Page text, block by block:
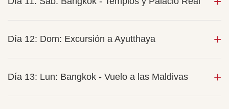
Día 12: Dom: Excursión a Ayutthaya
Día 13: Lun: Bangkok - Vuelo a las Maldivas